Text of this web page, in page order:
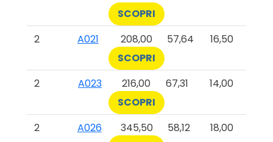
SCOPRI
2
A021 208,00 57,64
16,50
SCOPRI
2
A023 216,00 67,31
14,00
SCOPRI
2
A026 345,50 58,12
18,00